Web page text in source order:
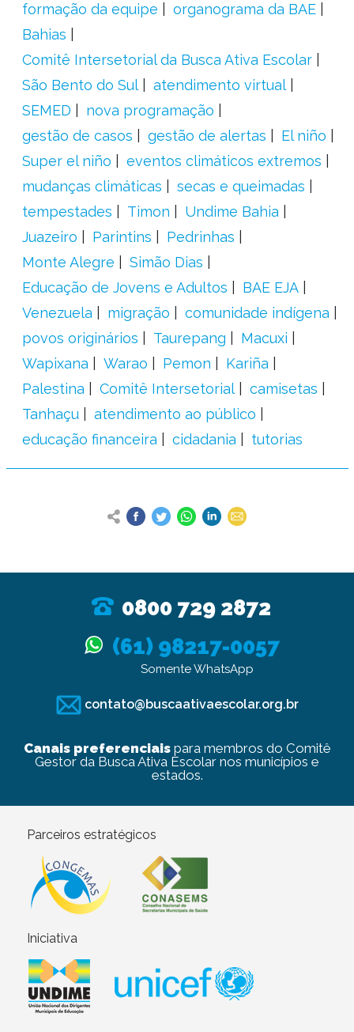
formação da equipe
organograma da BAE
Bahias
Comitê Intersetorial da Busca Ativa Escolar
São Bento do Sul
atendimento virtual
SEMED
nova programação
gestão de casos
gestão de alertas
El niño
Super el niño
eventos climáticos extremos
mudanças climáticas
secas e queimadas
tempestades
Timon
Undime Bahia
Juazeiro
Parintins
Pedrinhas
Monte Alegre
Simão Dias
Educação de Jovens e Adultos
BAE EJA
Venezuela
migração
comunidade indígena
povos originários
Taurepang
Macuxi
Wapixana
Warao Pemon
Kariña
Palestina
Comitê Intersetorial
camisetas
Tanhaçu
atendimento ao público
educação financeira
cidadania tutorias
0800 729 2872
(61) 98217-0057
Somente WhatsApp
contato@buscaativaescolar.org.br
Canais preferenciaispara membros do Comitê
Gestor da Busca Ativa Escolar nos municípios e
estados.
Parceiros estratégicos
Iniciativa